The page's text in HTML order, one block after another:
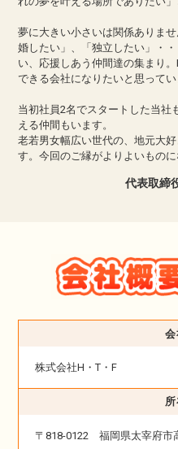
夢に大きい小さいは関係ありま
婚したい」、「独立したい」・
い、応援しあう仲間達の集まり
できる会社になりたいと思ってい
当初社員2名でスタートした当社
える仲間もいます。
老若男女幅広い世代の、地元大
す。今回のご縁がよりよいもの
代表取締
会
株式会社H・T・F
〒818-0122 福岡県太宰府市